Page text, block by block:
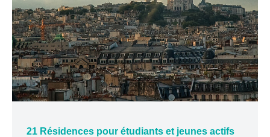
21 Résidences pour étudiants et jeunes actifs